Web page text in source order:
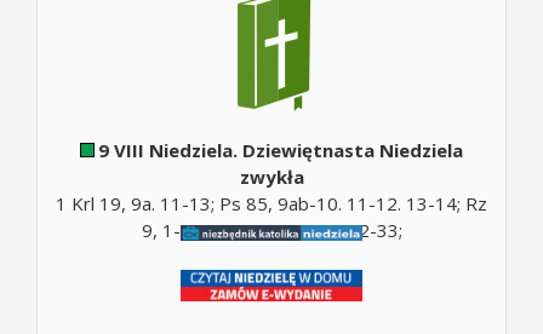
9 VIII Niedziela. Dziewiętnasta Niedziela
zwykła
1 Krl 19, 9a. 11-13; Ps 85, 9ab-10. 11-12. 13-14; Rz
9, 1-5; Ps 130, 5; Mt 14, 22-33;